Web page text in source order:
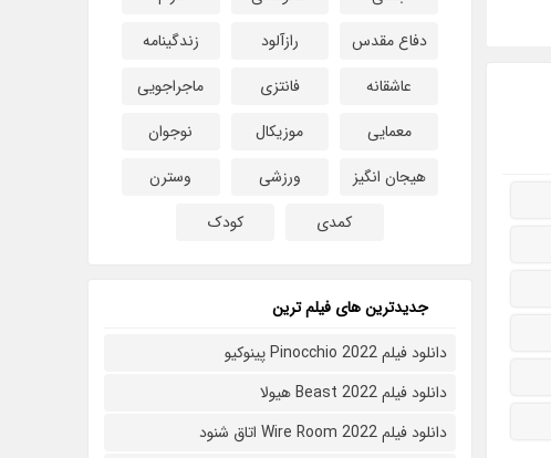
دفاع مقدس
رازآلود
زندگینامه
عاشقانه
فانتزی
ماجراجویی
معمایی
موزیکال
نوجوان
هیجان انگیز
ورزشی
وسترن
کمدی
کودک
جدیدترین های فیلم ترین
دانلود فیلم Pinocchio 2022 پینوکیو
دانلود فیلم Beast 2022 هیولا
دانلود فیلم Wire Room 2022 اتاق شنود